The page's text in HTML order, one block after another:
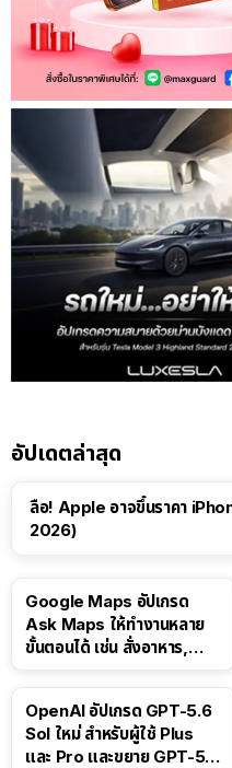
อัปเดตล่าสุด
ลือ! Apple อาจขึ้นราคา
2026)
Google Maps อัปเกรด
Ask Maps ให้ทำงานหลาย
ขั้นตอนได้ เช่น สั่งอาหาร,
OpenAI อัปเกรด GPT-5.6
Sol ใหม่ สำหรับผู้ใช้ Plus
และ Pro และขยาย GPT-5.6